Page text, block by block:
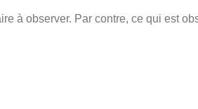
à observer. Par contre, ce qui est